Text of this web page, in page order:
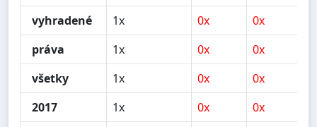
vyhradené
1x 0x 0x
práva
1x 0x 0x
všetky
1x 0x 0x
2017
1x 0x 0x